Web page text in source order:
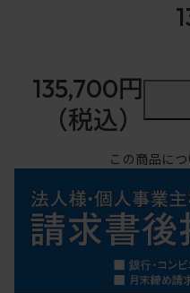
135,700円
（税込）
この商品に